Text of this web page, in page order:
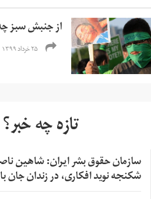
از جنبش سبز
۲۵ خرداد ۱۳۹۹
تازه چه خبر؟
سازمان حقوق بشر ایران: شاهین
شکنجه نوید افکاری، در زندان جان